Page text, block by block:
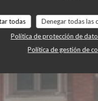
todas Denegar todas las
Política de protección de
Política de gestión de